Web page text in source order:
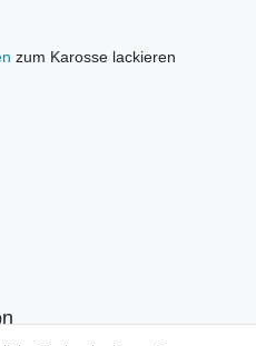
zum Karosse lackieren